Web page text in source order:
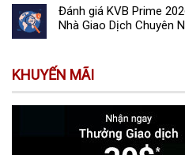
Đánh giá KVB Prime
Nhà Giao Dịch Chuyên
KHUYẾN MÃI